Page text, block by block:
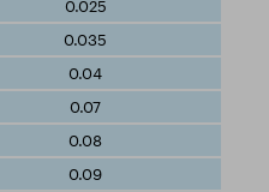
0.025
0.035
0.04
0.07
0.08
0.09